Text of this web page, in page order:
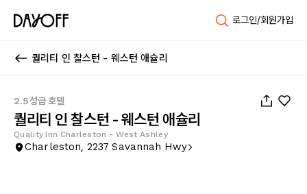
로그인/회원가입
퀄리티 인 찰스턴 - 웨스턴 애슐리
2.5성급 호텔
퀄리티 인 찰스턴 - 웨스턴 애슐리
Quality Inn Charleston - West Ashley
Charleston, 2237 Savannah Hwy